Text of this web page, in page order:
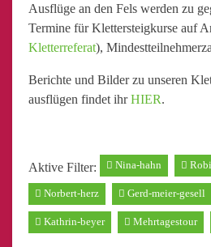
Ausflüge an den Fels werden zu
Termine für Klettersteigkurse auf
Kletterreferat),
Berichte und Bilder zu unseren
ausflügen findet ihrHIER.
Aktive Filter: Nina-hahn
Norbert-herz Gerd-meier-gesell
Kathrin-beyer Mehrtagestour